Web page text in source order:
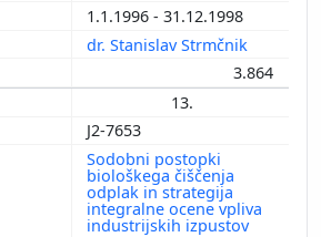
1.1.1996 - 31.12.1998
dr. Stanislav Strmčnik
3.864
13.
J2-7653
Sodobni postopki
biološkega čiščenja
odplak in strategija
integralne ocene vpliva
industrijskih izpustov